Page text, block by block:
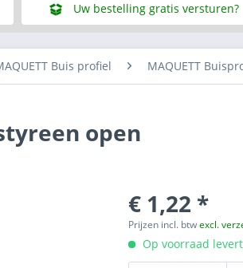
Uw bestelling gratis versturen?
Buis profiel MAQUETT
open
€ 1,22 *
Prijzen incl. btwexcl.
Op voorraad